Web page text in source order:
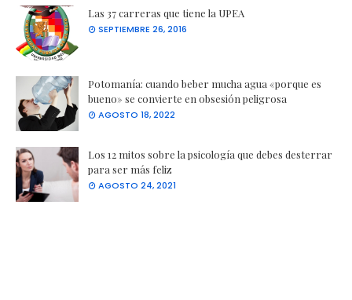
Las 37 carreras que tiene la UPEA
SEPTIEMBRE 26, 2016
Potomanía: cuando beber mucha agua «porque es
bueno» se convierte en obsesión peligrosa
AGOSTO 18, 2022
Los 12 mitos sobre la psicología que debes desterrar
para ser más feliz
AGOSTO 24, 2021